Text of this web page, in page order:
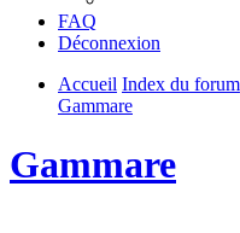
FAQ
Déconnexion
Accueil Index du forum
Gammare
Gammare